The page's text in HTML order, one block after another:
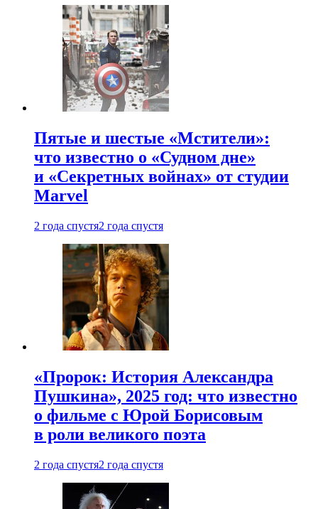
Пятые и шестые «Мстители»:
что известно о «Судном дне»
и «Секретных войнах» от студии
Marvel
2 года спустя2 года спустя
«Пророк: История Александра
Пушкина», 2025 год: что известно
о фильме с Юрой Борисовым
в роли великого поэта
2 года спустя2 года спустя